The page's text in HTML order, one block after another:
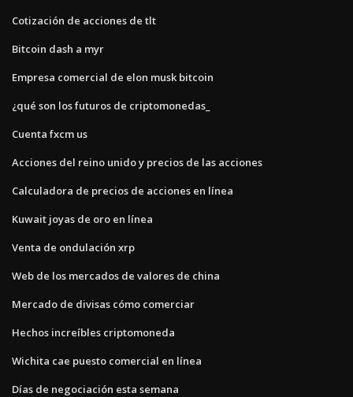
Cotización de acciones de tlt
Bitcoin dash a myr
Empresa comercial de elon musk bitcoin
¿qué son los futuros de criptomonedas_
Cuenta fxcm us
Acciones del reino unido y precios de las acciones
Calculadora de precios de acciones en línea
Kuwait joyas de oro en línea
Venta de ondulación xrp
Web de los mercados de valores de china
Mercado de divisas cómo comerciar
Hechos increíbles criptomoneda
Wichita cae puesto comercial en línea
Días de negociación esta semana